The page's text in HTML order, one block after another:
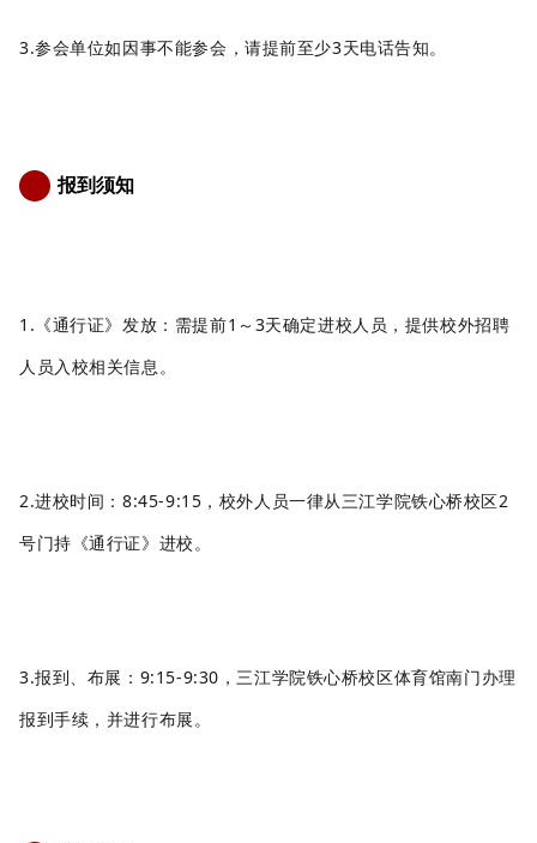
3.参会单位如因事不能参会 ，请提前至少3天电话告知。
5
报到须知
1.《通行证》发放：需提前1 ～ 3天确定进校人员，提供校外招聘
人员入校相关信息。
2.进校时间：8:45-9:15，校外人员一律从三江学院铁心桥校区2
号门持《通行证》进校。
3.报到、布展：9:15-9:30，三江学院铁心桥校区体育馆南门办理
报到手续，并进行布展。